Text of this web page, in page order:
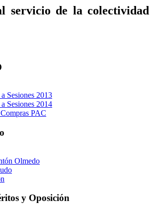
servicio de la colectividad
Sesiones 2013
Sesiones 2014
PAC
Olmedo
y Oposición